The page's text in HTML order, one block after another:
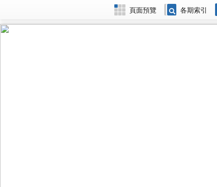
頁面預覽 各期索引